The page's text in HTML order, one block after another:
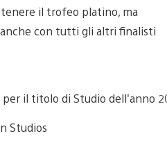
il trofeo platino, ma
con tutti gli altri finalisti
Studios